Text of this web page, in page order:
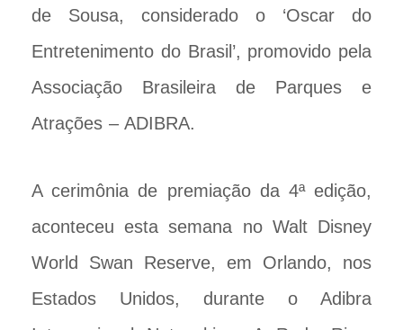
de Sousa, considerado o ‘Oscar do
Entretenimento do Brasil’, promovido pela
Associação Brasileira de Parques e
Atrações – ADIBRA.
A cerimônia de premiação da 4ª edição,
aconteceu esta semana no Walt Disney
World Swan Reserve, em Orlando, nos
Estados Unidos, durante o Adibra